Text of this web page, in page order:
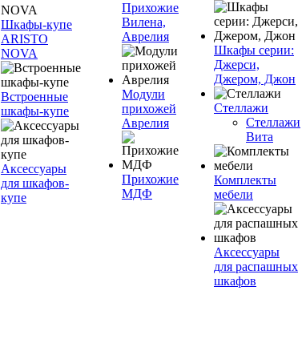
Шкафы-купе
ARISTO
NOVA
Встроенные
шкафы-купе
Аксессуары
для шкафов-
купе
Прихожие
Вилена,
Аврелия
Модули
прихожей
Аврелия
Прихожие
МДФ
Шкафы серии:
Джерси,
Джером, Джон
Стеллажи
Стеллажи
Вита
Комплекты
мебели
Аксессуары
для распашных
шкафов